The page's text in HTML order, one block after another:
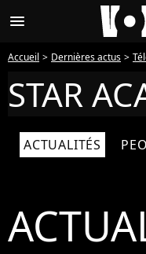
menu
Accueil Dernières actus
STAR
ACTUALITÉS